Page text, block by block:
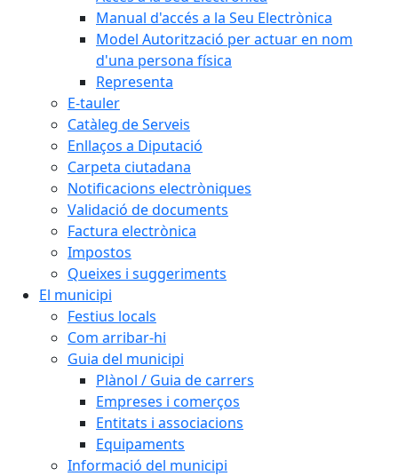
Manual d'accés a la Seu Electrònica
Model Autorització per actuar en nom
d'una persona física
Representa
E-tauler
Catàleg de Serveis
Enllaços a Diputació
Carpeta ciutadana
Notificacions electròniques
Validació de documents
Factura electrònica
Impostos
Queixes i suggeriments
El municipi
Festius locals
Com arribar-hi
Guia del municipi
Plànol / Guia de carrers
Empreses i comerços
Entitats i associacions
Equipaments
Informació del municipi